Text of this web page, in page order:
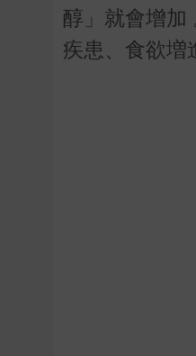
醇」就會增加
疾患、食欲増